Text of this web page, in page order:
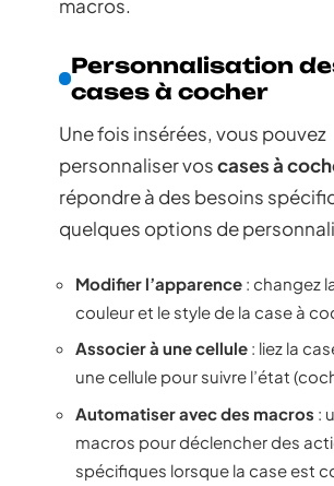
macros.
Personnalisation
cases à cocher
Une fois insérées, vous pouvez
personnaliser voscases à
répondre à des besoins
quelques options de
Modifier l’apparence : changez
couleur et le style de la case à
Associer à une cellule : liez la
une cellule pour suivre l’état
Automatiser avec des macros :
macros pour déclencher des
spécifiques lorsque la case est